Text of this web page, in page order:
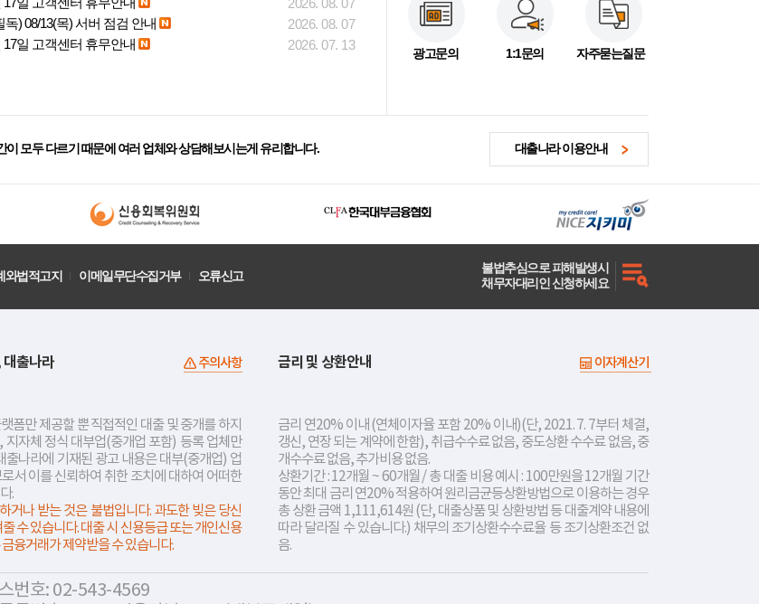
2026. 08. 07
독) 08/13(목) 서버 점검 안내
2026. 08. 07
17일 고객센터 휴무안내
2026. 07. 13
광고문의 1:1문의 자주묻는질문
모두 다르기 때문에 여러 업체와 상담해보시는게 유리합니다. 대출나라 이용안내
와법적고지 이메일무단수집거부 오류신고
불법추심으로 피해발생시
채무자대리인 신청하세요
대출나라 주의사항
폼만 제공할 뿐 직접적인 대출 및 중개를 하지
지자체 정식 대부업(중개업 포함) 등록 업체만
출나라에 기재된 광고 내용은 대부(중개업) 업
서 이를 신뢰하여 취한 조치에 대하여 어떠한
.
거나 받는 것은 불법입니다. 과도한 빚은 당신
수 있습니다. 대출 시 신용등급 또는 개인신용
융거래가 제약받을 수 있습니다.
금리 및 상환안내 이자계산기
금리 연20% 이내 (연체이자율 포함 20% 이내)(단, 2021. 7. 7부터 체결,
갱신, 연장 되는 계약에 한함), 취급수수료 없음, 중도상환 수수료 없음, 중
개수수료 없음, 추가비용 없음.
상환기간 : 12개월 ~ 60개월 / 총 대출 비용 예시 : 100만원을 12개월 기간
동안 최대 금리 연20% 적용하여 원리금균등상환방법으로 이용하는 경우
총 상환 금액 1,111,614원 (단, 대출상품 및 상환방법 등 대출계약 내용에
따라 달라질 수 있습니다.) 채무의 조기상환수수료율 등 조기상환조건 없
음.
번호: 02-543-4569